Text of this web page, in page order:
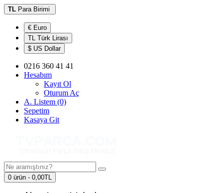
TL Para Birimi
€ Euro
TL Türk Lirası
$ US Dollar
0216 360 41 41
Hesabım
Kayıt Ol
Oturum Aç
A. Listem (0)
Sepetim
Kasaya Git
0 ürün - 0,00TL